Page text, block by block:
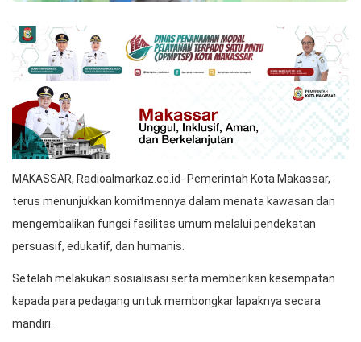
MAKASSAR, Radioalmarkaz.co.id- Pemerintah Kota Makassar,
terus menunjukkan komitmennya dalam menata kawasan dan
mengembalikan fungsi fasilitas umum melalui pendekatan
persuasif, edukatif, dan humanis.
Setelah melakukan sosialisasi serta memberikan kesempatan
kepada para pedagang untuk membongkar lapaknya secara
mandiri.